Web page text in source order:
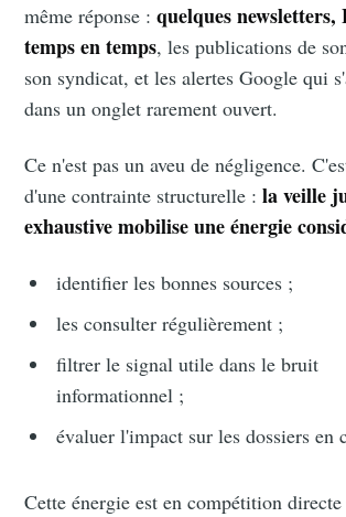
même réponse :quelques
temps en temps, les publications de
son syndicat, et les alertes Google qui
dans un onglet rarement ouvert.
Ce n'est pas un aveu de négligence.
d'une contrainte structurelle :la veille
exhaustive mobilise une énergie
identifier les bonnes sources ;
les consulter régulièrement ;
filtrer le signal utile dans le bruit
informationnel ;
évaluer l'impact sur les dossiers en
Cette énergie est en compétition directe